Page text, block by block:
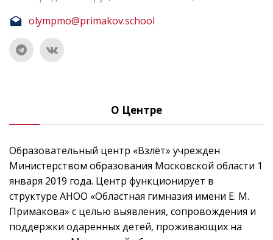
olympmo@primakov.school
О Центре
Образовательный центр «Взлёт» учрежден
Министерством образования Московской области 1
января 2019 года. Центр функционирует в
структуре АНОО «Областная гимназия имени Е. М.
Примакова» с целью выявления, сопровождения и
поддержки одаренных детей, проживающих на